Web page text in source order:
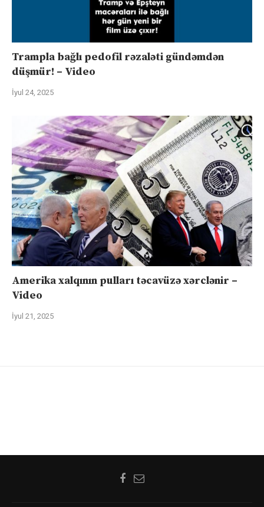
Trampla bağlı pedofil rəzaləti gündəmdən
düşmür! – Video
İyul 24, 2025
Amerika xalqının pulları təcavüzə xərclənir –
Video
İyul 21, 2025